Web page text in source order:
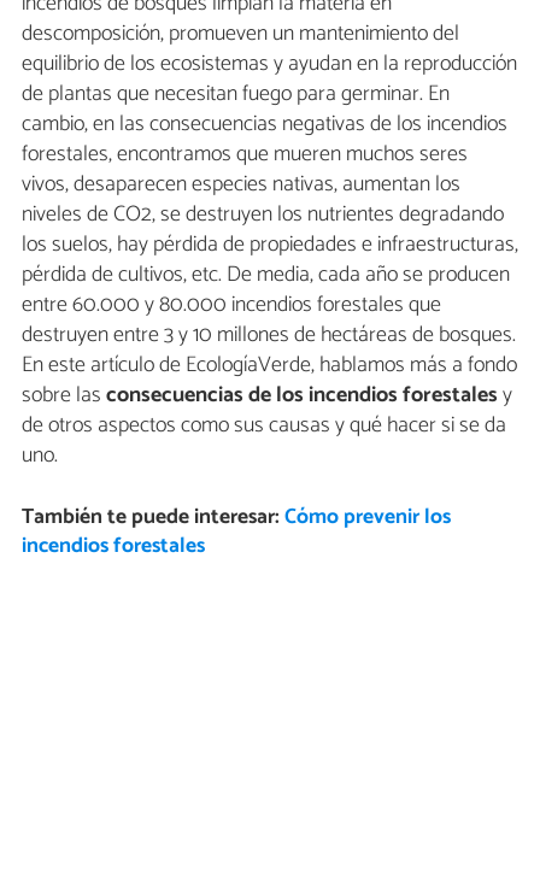
descomposición, promueven un mantenimiento del
equilibrio de los ecosistemas y ayudan en la reproducción
de plantas que necesitan fuego para germinar. En
cambio, en las consecuencias negativas de los incendios
forestales, encontramos que mueren muchos seres
vivos, desaparecen especies nativas, aumentan los
niveles de CO2, se destruyen los nutrientes degradando
los suelos, hay pérdida de propiedades e infraestructuras,
pérdida de cultivos, etc. De media, cada año se producen
entre 60.000 y 80.000 incendios forestales que
destruyen entre 3 y 10 millones de hectáreas de bosques.
En este artículo de EcologíaVerde, hablamos más a fondo
sobre lasconsecuencias de los incendios forestalesy
de otros aspectos como sus causas y qué hacer si se da
uno.
También te puede interesar:Cómo prevenir los
incendios forestales